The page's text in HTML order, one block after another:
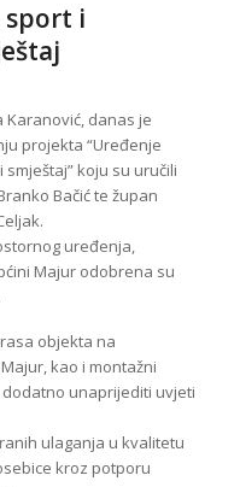
sport i
Karanović, danas je
projekta “Uređenje
koju su uručili
Bačić te župan
uređenja,
Majur odobrena su
objekta na
kao i montažni
unaprijediti uvjeti
ulaganja u kvalitetu
kroz potporu